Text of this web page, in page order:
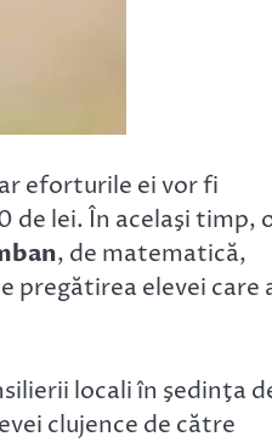
eforturile ei vor fi
de lei. În acelaşi timp,
, de matematică,
pregătirea elevei care
locali în şedinţa
clujence de către